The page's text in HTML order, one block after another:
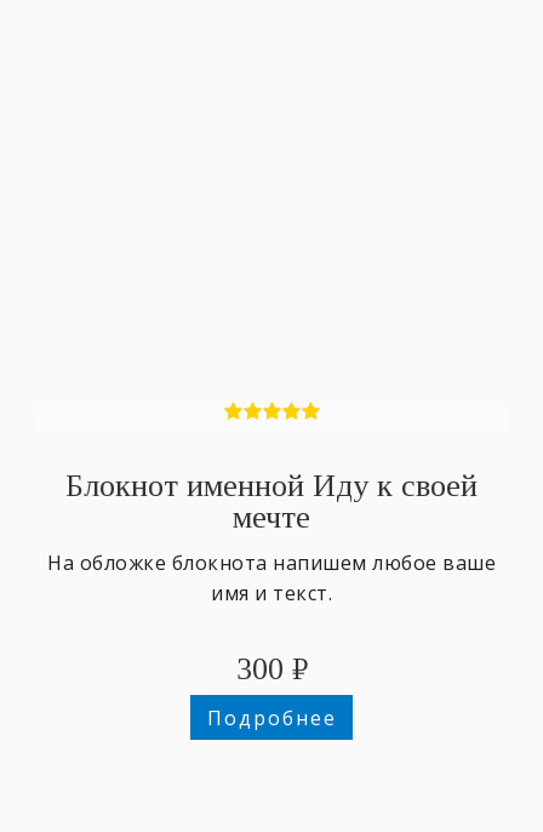
Блокнот именной Иду к своей
мечте
На обложке блокнота напишем любое ваше
имя и текст.
300 ₽
Подробнее